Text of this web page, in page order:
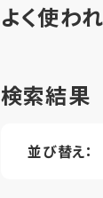
よく使わ
検索結果
並び替え：